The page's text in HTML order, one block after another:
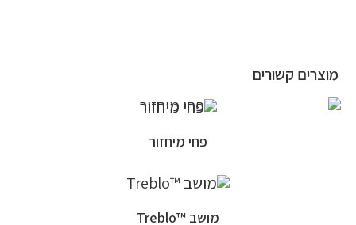
מוצרים קשורים
פחי מיחזור
מושב ™Treblo